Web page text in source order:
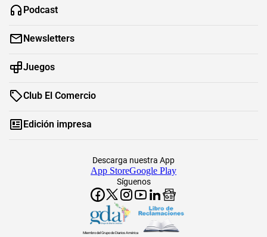
Podcast
Newsletters
Juegos
Club El Comercio
Edición impresa
Síguenos
Descarga nuestra App
App StoreGoogle Play
Miembro del Grupo de Diarios América